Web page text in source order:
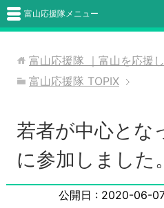
富山応援隊メニュー
富山応援隊 ｜富山を応援し
富山応援隊 TOPIX
若者が中心とな
に参加しました。
公開日 : 2020-06-